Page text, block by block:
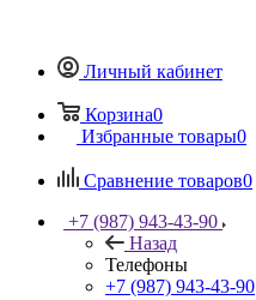
Личный кабинет
Корзина0
Избранные товары0
Сравнение товаров0
+7 (987) 943-43-90
Назад
Телефоны
+7 (987) 943-43-90